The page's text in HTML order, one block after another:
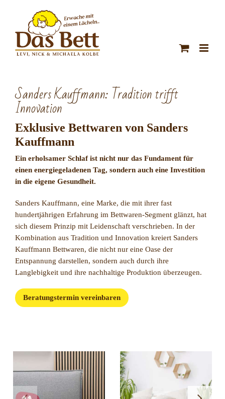
Sanders Kauffmann: Tradition trifft
Innovation
Exklusive Bettwaren von Sanders
Kauffmann
Ein erholsamer Schlaf ist nicht nur das Fundament für
einen energiegeladenen Tag, sondern auch eine Investition
in die eigene Gesundheit.
Sanders Kauffmann, eine Marke, die mit ihrer fast
hundertjährigen Erfahrung im Bettwaren-Segment glänzt, hat
sich diesem Prinzip mit Leidenschaft verschrieben. In der
Kombination aus Tradition und Innovation kreiert Sanders
Kauffmann Bettwaren, die nicht nur eine Oase der
Entspannung darstellen, sondern auch durch ihre
Langlebigkeit und ihre nachhaltige Produktion überzeugen.
Beratungstermin vereinbaren